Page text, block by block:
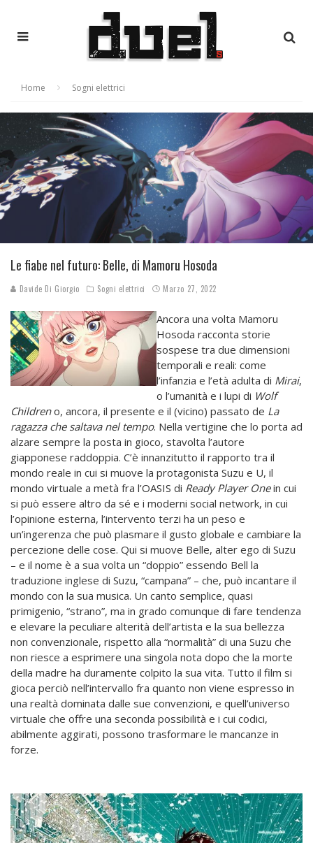
Home Sogni elettrici
Le fiabe nel futuro: Belle, di Mamoru Hosoda
Davide Di Giorgio Sogni elettrici Marzo 27, 2022
Ancora una volta Mamoru
Hosoda racconta storie
sospese tra due dimensioni
temporali e reali: come
l’infanzia e l’età adulta di Mirai,
o l’umanità e i lupi di Wolf
Childreno, ancora, il presente e il (vicino) passato de La
ragazza che saltava nel tempo. Nella vertigine che lo porta ad
alzare sempre la posta in gioco, stavolta l’autore
giapponese raddoppia. C’è innanzitutto il rapporto tra il
mondo reale in cui si muove la protagonista Suzu e U, il
mondo virtuale a metà fra l’OASIS di Ready Player Onein cui
si può essere altro da sé e i moderni social network, in cui
l’opinione esterna, l’intervento terzi ha un peso e
un’ingerenza che può plasmare il gusto globale e cambiare la
percezione delle cose. Qui si muove Belle, alter ego di Suzu
– e il nome è a sua volta un “doppio” essendo Bell la
traduzione inglese di Suzu, “campana” – che, può incantare il
mondo con la sua musica. Un canto semplice, quasi
primigenio, “strano”, ma in grado comunque di fare tendenza
e elevare la peculiare alterità dell’artista e la sua bellezza
non convenzionale, rispetto alla “normalità” di una Suzu che
non riesce a esprimere una singola nota dopo che la morte
della madre ha duramente colpito la sua vita. Tutto il film si
gioca perciò nell’intervallo fra quanto non viene espresso in
una realtà dominata dalle sue convenzioni, e quell’universo
virtuale che offre una seconda possibilità e i cui codici,
abilmente aggirati, possono trasformare le mancanze in
forze.